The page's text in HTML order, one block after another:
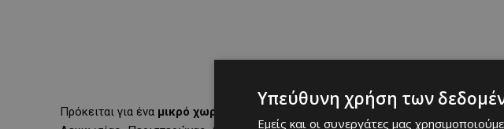
Πρόκειται για ένα μικρό χωριό της Πιτσιλιάς
, που απέχει από τη Λευκωσία — αν
Υπεύθυνη χρήση των
Εμείς και οι συνεργάτες μας